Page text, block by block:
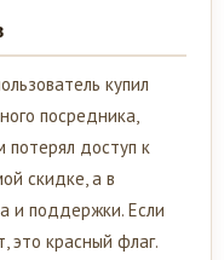
купил
посредника,
потерял доступ к
скидке, а в
и поддержки. Если
это красный флаг.